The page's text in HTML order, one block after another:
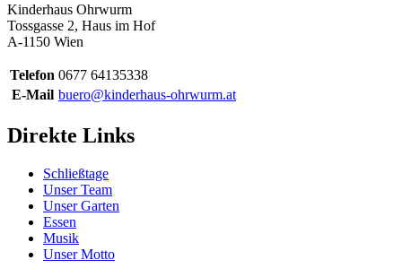
Kinderhaus Ohrwurm
Tossgasse 2, Haus im Hof
A-1150 Wien
Telefon 0677 64135338
E-Mail buero@kinderhaus-ohrwurm.at
Direkte Links
Schließtage
Unser Team
Unser Garten
Essen
Musik
Unser Motto